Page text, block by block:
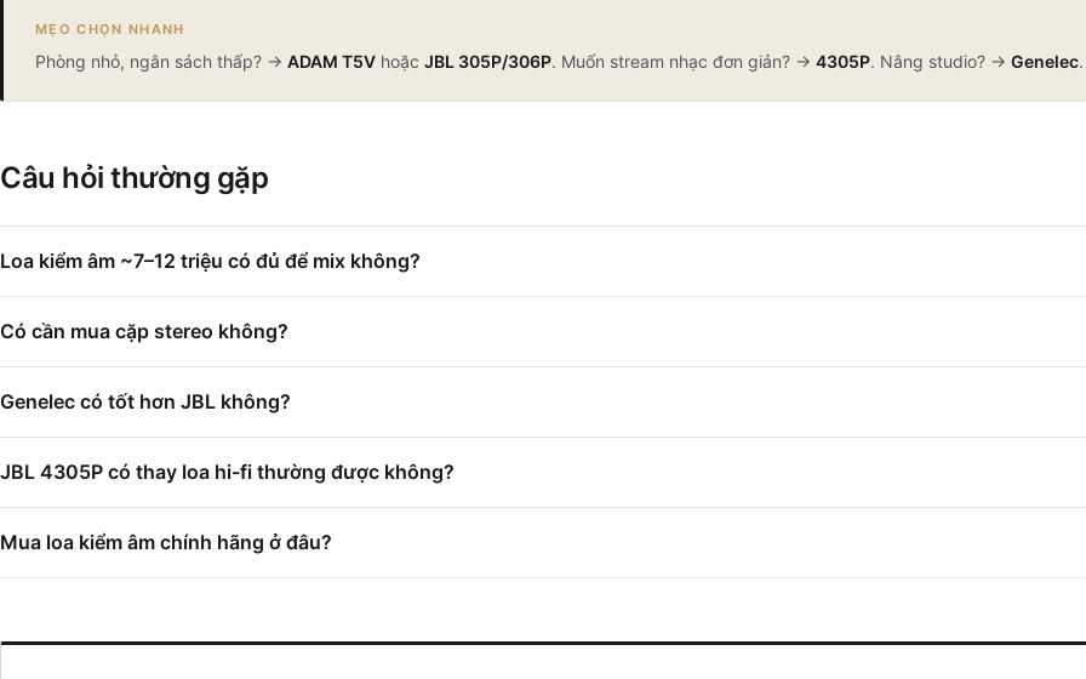
MẸO CHỌN NHANH
Phòng nhỏ, ngân sách thấp? → ADAM T5V hoặc JBL 305P/306P. Muốn stream nhạc đơn giản? → 4305P. Nâng studio? → Genelec
Câu hỏi thường gặp
Loa kiểm âm ~7–12 triệu có đủ để mix không?
Có cần mua cặp stereo không?
Genelec có tốt hơn JBL không?
JBL 4305P có thay loa hi-fi thường được không?
Mua loa kiểm âm chính hãng ở đâu?